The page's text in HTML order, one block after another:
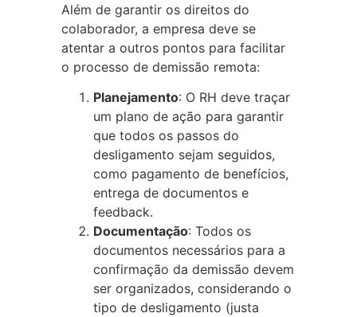
Além de garantir os direitos do
colaborador, a empresa deve se
atentar a outros pontos para facilitar
o processo de demissão remota:
Planejamento: O RH deve traçar
um plano de ação para garantir
que todos os passos do
desligamento sejam seguidos,
como pagamento de benefícios,
entrega de documentos e
feedback.
Documentação: Todos os
documentos necessários para a
confirmação da demissão devem
ser organizados, considerando o
tipo de desligamento (justa